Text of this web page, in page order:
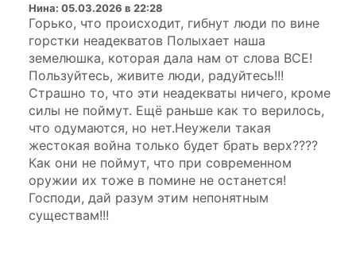
Нина: 05.03.2026 в 22:28
Горько, что происходит, гибнут люди по вине
горстки неадекватов Полыхает наша
земелюшка, которая дала нам от слова ВСЕ!
Пользуйтесь, живите люди, радуйтесь!!!
Страшно то, что эти неадекваты ничего, кроме
силы не поймут. Ещё раньше как то верилось,
что одумаются, но нет.Неужели такая
жестокая война только будет брать верх????
Как они не поймут, что при современном
оружии их тоже в помине не останется!
Господи, дай разум этим непонятным
существам!!!